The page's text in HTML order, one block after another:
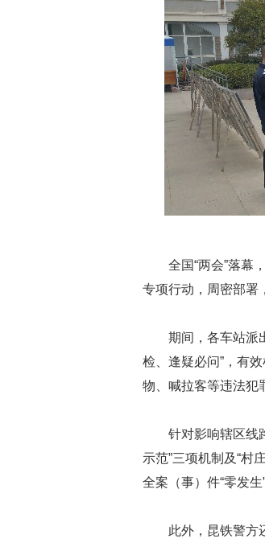
全国“两会”落幕
专项行动，周密部署
期间，各车站派
检、逢疑必问”，有
物、喊拉客等违法犯
针对影响辖区线
示范”三项机制及“村
全案（事）件“零发生”
此外，昆铁警方